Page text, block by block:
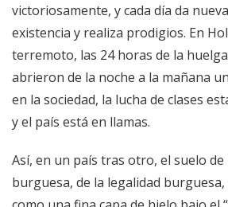
victoriosamente, y cada día da
existencia y realiza prodigios. En
terremoto, las 24 horas de la
abrieron de la noche a la mañana
en la sociedad, la lucha de clases
y el país está en llamas.
Así, en un país tras otro, el suelo de
burguesa, de la legalidad